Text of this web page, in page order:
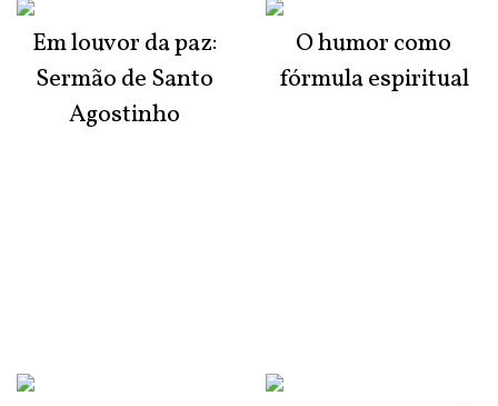
Em louvor da paz:
Sermão de Santo
Agostinho
O humor como
fórmula espiritual